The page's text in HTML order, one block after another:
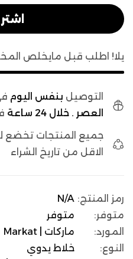
يلا! اطلب قبل مايخلص
التوصيل بنفس اليوم
العصر . خلال 24 ساعة
جميع المنتجات تخضع
الاقل من تاريخ الشراء
رمز المنتج: N/A
متوفر:
متوفر
المورد:
ماركات | Markat
النوع:
خلاط يدوي